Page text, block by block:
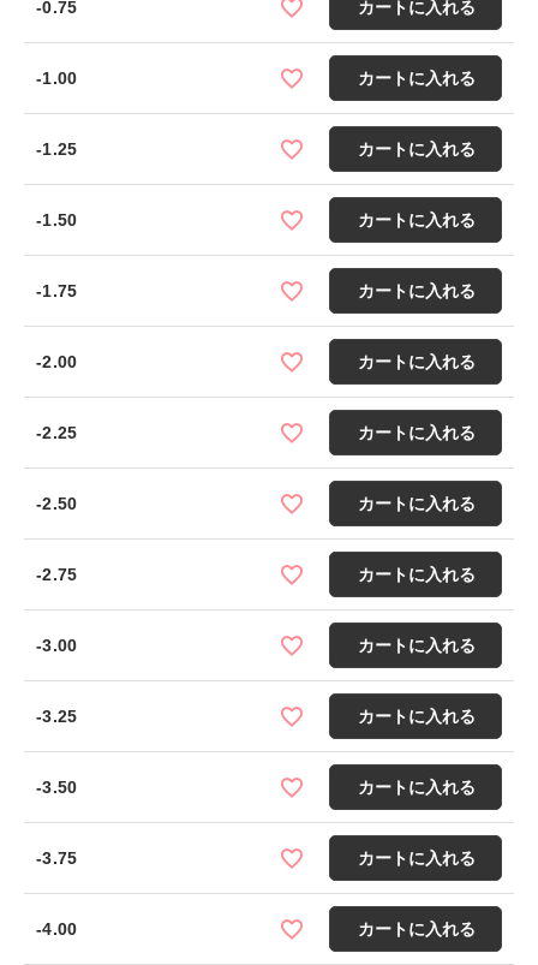
-0.75 カートに入れる
-1.00 カートに入れる
-1.25 カートに入れる
-1.50 カートに入れる
-1.75 カートに入れる
-2.00 カートに入れる
-2.25 カートに入れる
-2.50 カートに入れる
-2.75 カートに入れる
-3.00 カートに入れる
-3.25 カートに入れる
-3.50 カートに入れる
-3.75 カートに入れる
-4.00 カートに入れる